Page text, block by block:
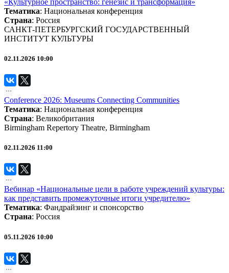
Тематика: Национальная конференция
Страна: Россия
САНКТ-ПЕТЕРБУРГСКИЙ ГОСУДАРСТВЕННЫЙ
ИНСТИТУТ КУЛЬТУРЫ
02.11.2026 10:00
Conference 2026: Museums Connecting Communities
Тематика: Национальная конференция
Страна: Великобритания
Birmingham Repertory Theatre, Birmingham
02.11.2026 11:00
Вебинар «Национальные цели в работе учреждений культуры:
как представить промежуточные итоги учредителю»
Тематика: Фандрайзинг и спонсорство
Страна: Россия
05.11.2026 10:00